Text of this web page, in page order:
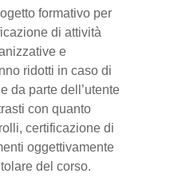
formativo per
di attività
e
ridotti in caso di
da parte dell’utente
con quanto
certificazione di
oggettivamente
del corso.